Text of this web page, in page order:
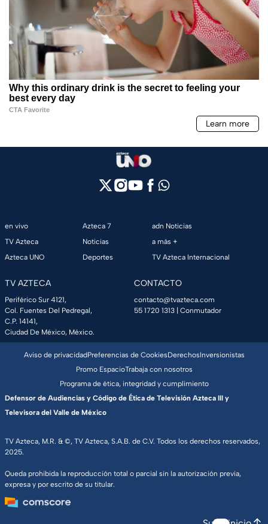
en vivo
TV Azteca
Azteca UNO
Azteca 7
Noticias
Deportes
adn Noticias
a más +
TV Azteca Internacional
TV AZTECA
Periférico Sur 4121,
Col. Fuentes Del Pedregal,
C.P. 14141,
Ciudad De México, México.
CONTACTO
contacto@tvazteca.com
55 1720 1313 | Conmutador
TV Azteca, M.R. & ©, TV Azteca, S.A.B. de C.V. Todos los derechos reservados,
2025.
Queda prohibida la reproducción total o parcial sin la autorización previa,
expresa y por escrito de su titular.
Aviso de privacidadPreferencias de CookiesDerechosInversionistas
Promo EspacioTrabaja con nosotros
Programa de ética, integridad y cumplimiento
Defensor de Audiencias y Código de Ética de Televisión Azteca III y
Televisora del Valle de México